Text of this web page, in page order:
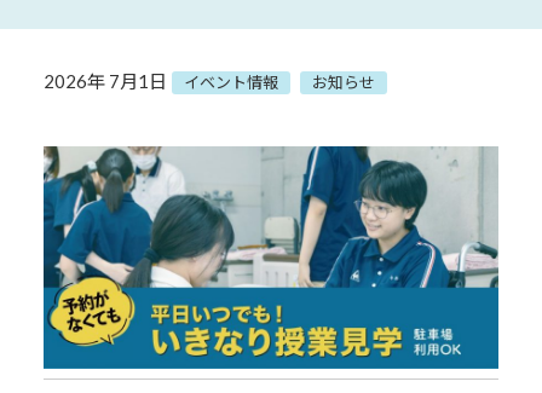
2026年 7月1日 イベント情報 お知らせ